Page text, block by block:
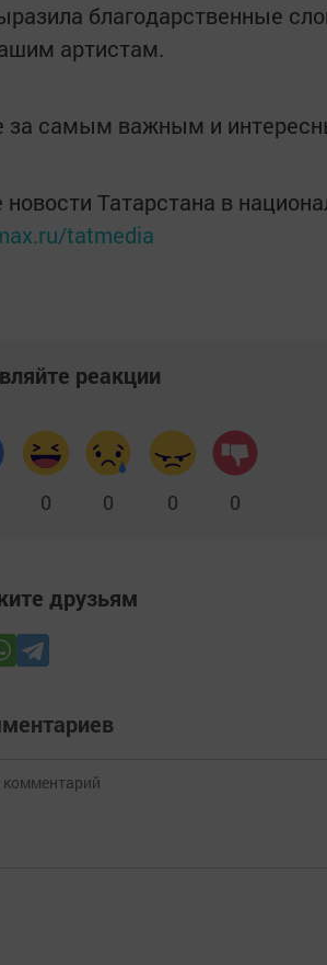
благодарственные
артистам.
за самым важным и
новости Татарстана в
tatmedia
реакции
0 0 0 0
друзьям